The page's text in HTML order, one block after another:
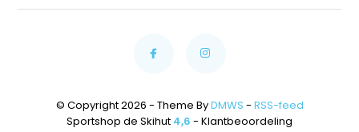
© Copyright 2026 - Theme ByDMWS - RSS-feed
Sportshop de Skihut 4,6 - Klantbeoordeling